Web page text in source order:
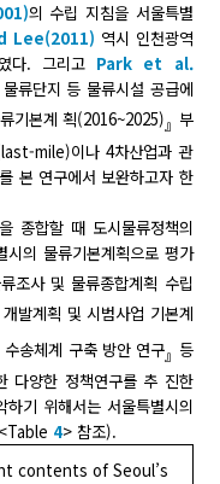
의 수립 지침을 서울특별
Lee(2011) 역시 인천광역
다. 그리고 Park et al.
류단지 등 물류시설 공급에
기본계 획(2016~2025)』 부
mile)이나 4차산업과 관
본 연구에서 보완하고자 한
종합할 때 도시물류정책의
의 물류기본계획으로 평가
조사 및 물류종합계획 수립
발계획 및 시범사업 기본계
송체계 구축 방안 연구』 등
다양한 정책연구를 추 진한
기 위해서는 서울특별시의
4> 참조).
contents of Seoul’s